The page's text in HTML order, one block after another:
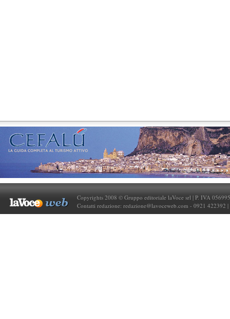
Copyrights 2008 © Gruppo editoriale laVoce srl | P. IVA
Contatti redazione: redazione@lavoceweb.com - 0921 422392 |